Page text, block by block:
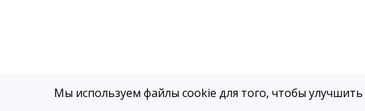
Мы используем файлы cookie для того, чтобы улучшить